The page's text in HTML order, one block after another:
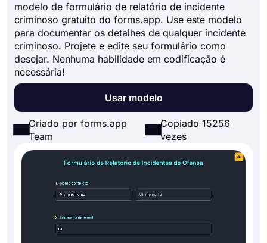
modelo de formulário de relatório de incidente
criminoso gratuito do forms.app. Use este modelo
para documentar os detalhes de qualquer incidente
criminoso. Projete e edite seu formulário como
desejar. Nenhuma habilidade em codificação é
necessária!
Usar modelo
Criado por forms.app
Team
Copiado 15256
vezes